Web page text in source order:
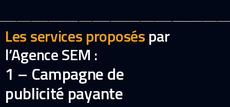
Les services proposéspar
l’Agence SEM :
1 – Campagne de
publicité payante